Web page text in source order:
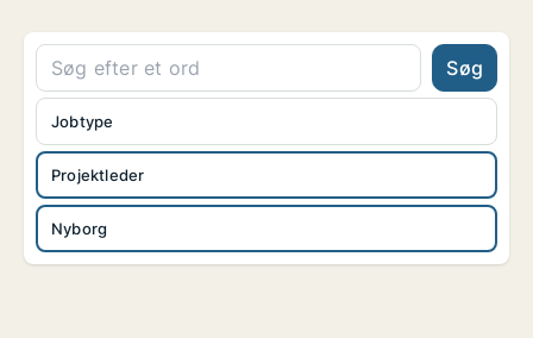
Søg
Projektleder
Nyborg
Jobtype